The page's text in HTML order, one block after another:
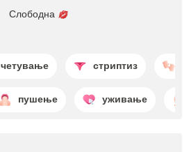
Слободна
четување стриптиз
пушење уживање